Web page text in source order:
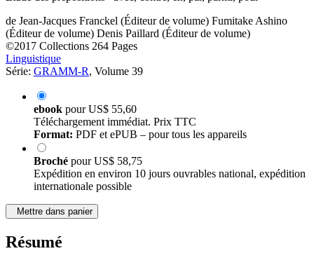
de Jean-Jacques Franckel (Éditeur de volume) Fumitake Ashino
(Éditeur de volume) Denis Paillard (Éditeur de volume)
©2017 Collections 264 Pages
Linguistique
Série: GRAMM-R, Volume 39
ebook pourUS$ 55,60
Téléchargement immédiat. Prix TTC
Format: PDF et ePUB – pour tous les appareils
Broché pourUS$ 58,75
Expédition en environ 10 jours ouvrables national, expédition
internationale possible
Mettre dans panier
Résumé